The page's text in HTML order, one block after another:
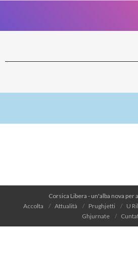
Corsica Libera - un'alba nova per
Accolta
Attualità Prughjetti U
Ghjurnate